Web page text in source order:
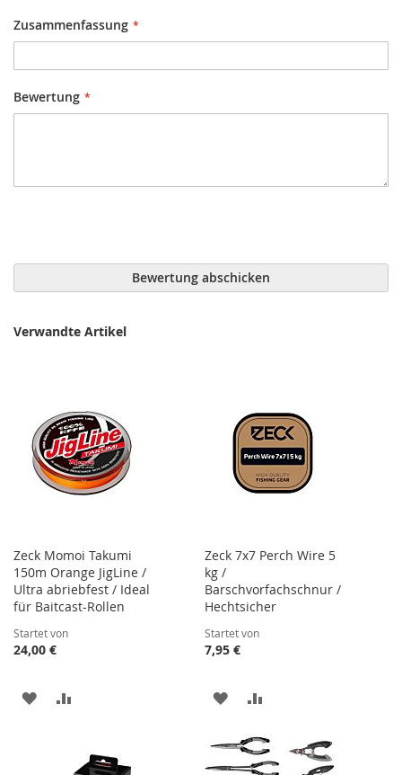
Zusammenfassung
Bewertung
Bewertung abschicken
Verwandte Artikel
Zeck Momoi Takumi
150m Orange JigLine /
Ultra abriebfest / Ideal
für Baitcast-Rollen
Startet von
24,00 €
ZUR
HINZUFÜGEN
HINZUFÜGEN
Zeck 7x7 Perch Wire 5
kg /
Barschvorfachschnur /
Hechtsicher
Startet von
7,95 €
ZUR
HINZUFÜGEN
HINZUFÜGEN